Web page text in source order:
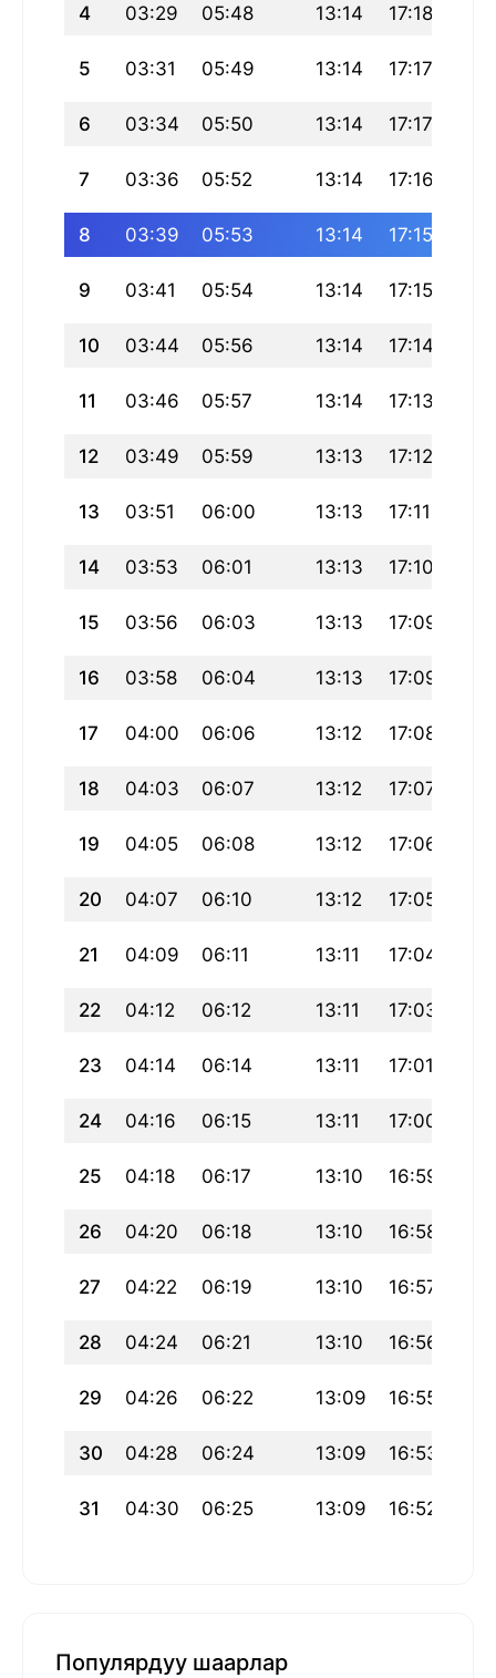
4 03:29 05:48 13:14 17:18
5 03:31 05:49 13:14 17:17
6 03:34 05:50 13:14 17:17
7 03:36 05:52 13:14 17:16
8 03:39 05:53 13:14 17:15
9 03:41 05:54 13:14 17:15
10 03:44 05:56 13:14 17:14
11 03:46 05:57 13:14 17:13
12 03:49 05:59 13:13 17:12
13 03:51 06:00 13:13 17:11
14 03:53 06:01 13:13 17:10
15 03:56 06:03 13:13 17:09
16 03:58 06:04 13:13 17:09
17 04:00 06:06 13:12 17:08
18 04:03 06:07 13:12 17:07
19 04:05 06:08 13:12 17:06
20 04:07 06:10 13:12 17:05
21 04:09 06:11 13:11 17:04
22 04:12 06:12 13:11 17:03
23 04:14 06:14 13:11 17:01
24 04:16 06:15 13:11 17:00
25 04:18 06:17 13:10 16:59
26 04:20 06:18 13:10 16:58
27 04:22 06:19 13:10 16:57
28 04:24 06:21 13:10 16:56
29 04:26 06:22 13:09 16:55
30 04:28 06:24 13:09 16:53
31 04:30 06:25 13:09 16:52
Популярдуу шаарлар